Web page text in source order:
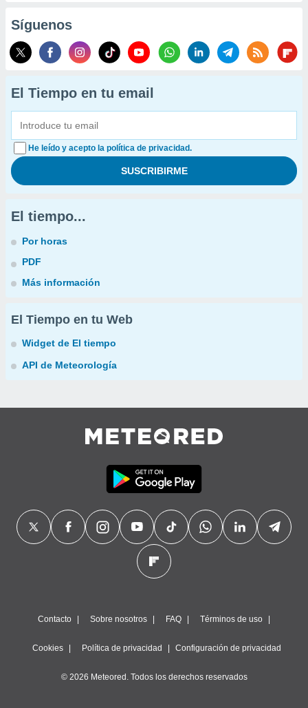
Síguenos
El Tiempo en tu email
He leído y acepto la política de privacidad.
El tiempo...
Por horas
PDF
Más información
El Tiempo en tu Web
Widget de El tiempo
API de Meteorología
Contacto Sobre nosotros FAQ Términos de uso
Cookies Política de privacidad Configuración de privacidad
© 2026 Meteored. Todos los derechos reservados